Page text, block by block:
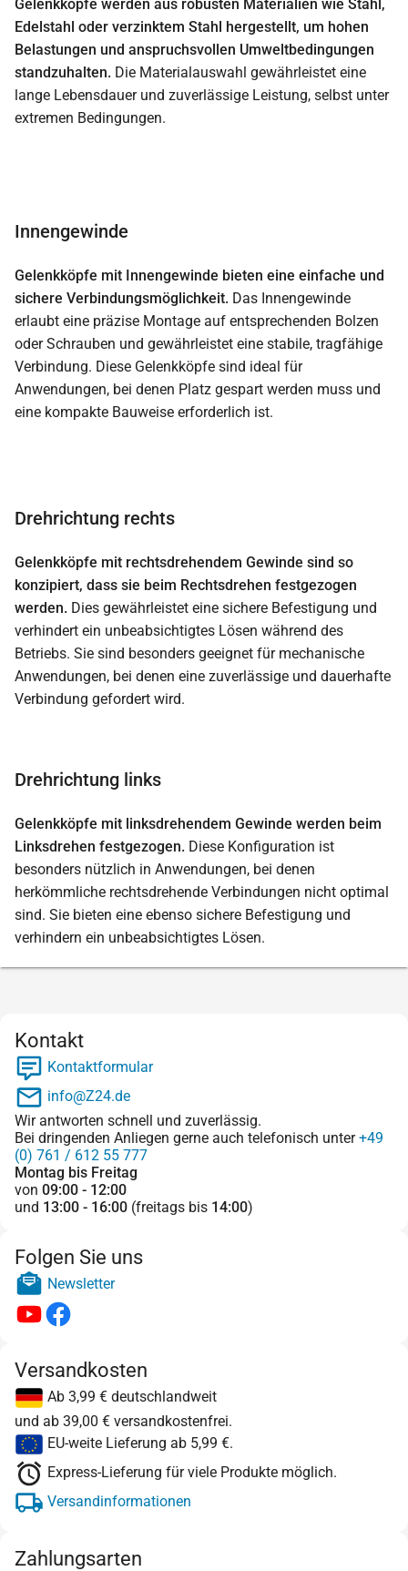
Gelenkköpfe werden aus robusten Materialien wie Stahl,
Edelstahl oder verzinktem Stahl hergestellt, um hohen
Belastungen und anspruchsvollen Umweltbedingungen
standzuhalten. Die Materialauswahl gewährleistet eine
lange Lebensdauer und zuverlässige Leistung, selbst unter
extremen Bedingungen.
Innengewinde
Gelenkköpfe mit Innengewinde bieten eine einfache und
sichere Verbindungsmöglichkeit. Das Innengewinde
erlaubt eine präzise Montage auf entsprechenden Bolzen
oder Schrauben und gewährleistet eine stabile, tragfähige
Verbindung. Diese Gelenkköpfe sind ideal für
Anwendungen, bei denen Platz gespart werden muss und
eine kompakte Bauweise erforderlich ist.
Drehrichtung rechts
Gelenkköpfe mit rechtsdrehendem Gewinde sind so
konzipiert, dass sie beim Rechtsdrehen festgezogen
werden. Dies gewährleistet eine sichere Befestigung und
verhindert ein unbeabsichtigtes Lösen während des
Betriebs. Sie sind besonders geeignet für mechanische
Anwendungen, bei denen eine zuverlässige und dauerhafte
Verbindung gefordert wird.
Drehrichtung links
Gelenkköpfe mit linksdrehendem Gewinde werden beim
Linksdrehen festgezogen. Diese Konfiguration ist
besonders nützlich in Anwendungen, bei denen
herkömmliche rechtsdrehende Verbindungen nicht optimal
sind. Sie bieten eine ebenso sichere Befestigung und
verhindern ein unbeabsichtigtes Lösen.
Kontakt
Kontaktformular
info@Z24.de
Wir antworten schnell und zuverlässig.
Bei dringenden Anliegen gerne auch telefonisch unter+49
(0) 761 / 612 55 777
Montag bis Freitag
von 09:00 - 12:00
und 13:00 - 16:00 (freitags bis 14:00)
Folgen Sie uns
Newsletter
Versandkosten
Ab 3,99 € deutschlandweit
und ab 39,00 € versandkostenfrei.
EU-weite Lieferung ab 5,99 €.
Express-Lieferung für viele Produkte möglich.
Versandinformationen
Zahlungsarten